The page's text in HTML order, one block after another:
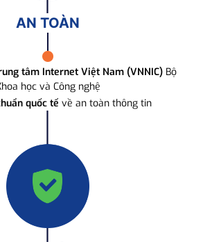
AN TOÀN
tâm Internet Việt Nam (VNNIC) Bộ
học và Công nghệ
quốc tế về an toàn thông tin